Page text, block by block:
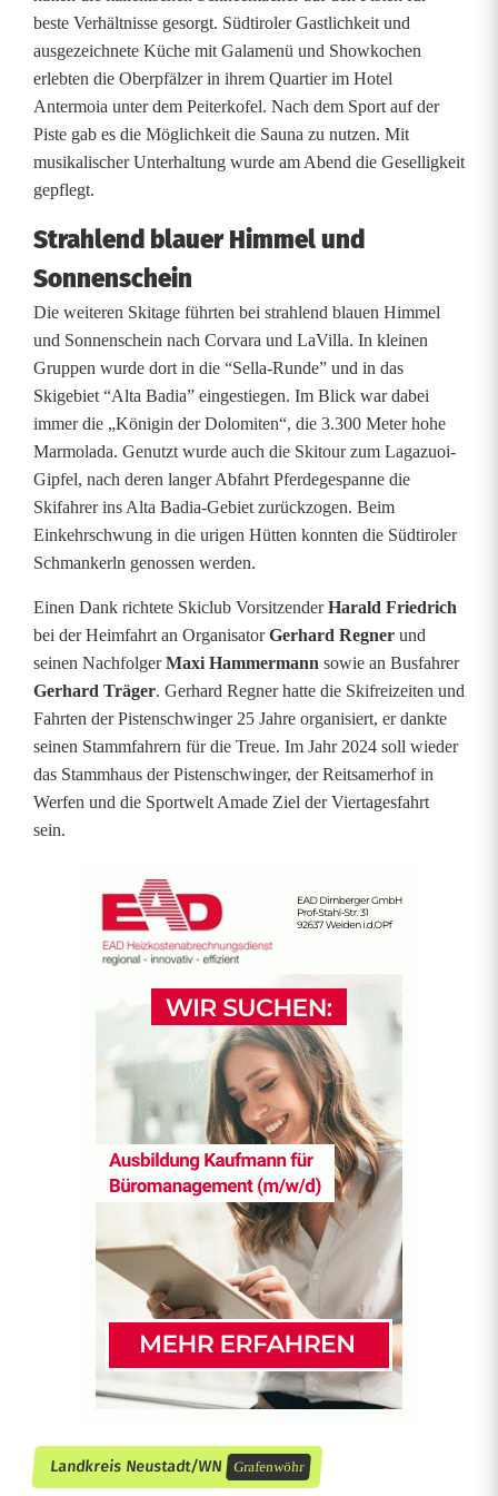
m
h
e
r
r
c
h
e
n
S
ü
d
t
i
r
o
l
beste Verhältnisse gesorgt. Südtiroler Gastlichkeit und
ausgezeichnete Küche mit Galamenü und Showkochen
erlebten die Oberpfälzer in ihrem Quartier im Hotel
Antermoia unter dem Peiterkofel. Nach dem Sport auf der
Piste gab es die Möglichkeit die Sauna zu nutzen. Mit
musikalischer Unterhaltung wurde am Abend die Geselligkeit
gepflegt.
Strahlend blauer Himmel und
Sonnenschein
Die weiteren Skitage führten bei strahlend blauen Himmel
und Sonnenschein nach Corvara und LaVilla. In kleinen
Gruppen wurde dort in die “Sella-Runde” und in das
Skigebiet “Alta Badia” eingestiegen. Im Blick war dabei
immer die „Königin der Dolomiten“, die 3.300 Meter hohe
Marmolada. Genutzt wurde auch die Skitour zum Lagazuoi-
Gipfel, nach deren langer Abfahrt Pferdegespanne die
Skifahrer ins Alta Badia-Gebiet zurückzogen. Beim
Einkehrschwung in die urigen Hütten konnten die Südtiroler
Schmankerln genossen werden.
Einen Dank richtete Skiclub VorsitzenderHarald Friedrich
bei der Heimfahrt an OrganisatorGerhard Regner und
seinen NachfolgerMaxi Hammermann sowie an Busfahrer
Gerhard Träger. Gerhard Regner hatte die Skifreizeiten und
Fahrten der Pistenschwinger 25 Jahre organisiert, er dankte
seinen Stammfahrern für die Treue. Im Jahr 2024 soll wieder
das Stammhaus der Pistenschwinger, der Reitsamerhof in
Werfen und die Sportwelt Amade Ziel der Viertagesfahrt
sein.
Landkreis Neustadt/WN Grafenwöhr